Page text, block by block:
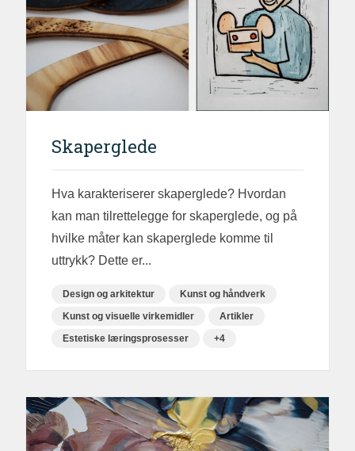
Skaperglede
Hva karakteriserer skaperglede? Hvordan
kan man tilrettelegge for skaperglede, og på
hvilke måter kan skaperglede komme til
uttrykk? Dette er...
Design og arkitektur
Kunst og håndverk
Kunst og visuelle virkemidler
Artikler
Estetiske læringsprosesser
+4